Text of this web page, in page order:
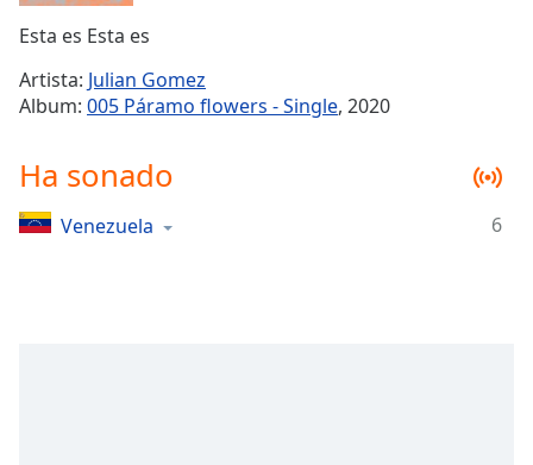
Duration-:-
Loaded:
Stream
TypeLIVE
live,
currently
liveLIVE
Esta es Esta es
Artista: Julian Gomez
Album: 005 Páramo flowers - Single, 2020
Ha sonado
Venezuela 6